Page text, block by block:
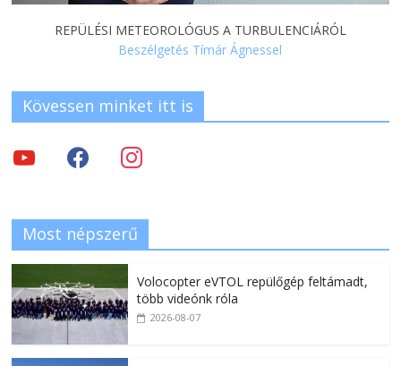
REPÜLÉSI METEOROLÓGUS A TURBULENCIÁRÓL
Beszélgetés Tímár Ágnessel
Kövessen minket itt is
Most népszerű
Volocopter eVTOL repülőgép feltámadt,
több videónk róla
2026-08-07